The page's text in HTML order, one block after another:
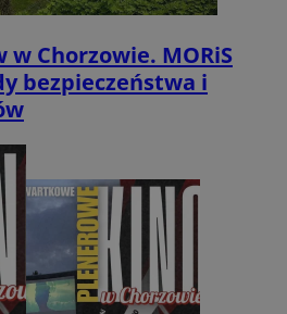
w Chorzowie. MORiS
bezpieczeństwa i